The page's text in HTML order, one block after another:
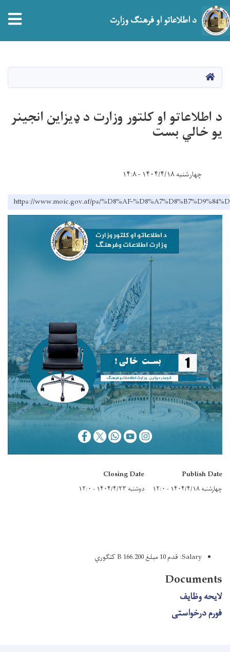
د اطلاعاتو او فرهنګ وزارت
HOME
د اطلاعاتو او کلتور وزارت د ډیزاین انجینر
یو خالي بست
چهارشنبه ۱۴۰۴/۴/۱۸ - ۱۴:۸
https://www.moic.gov.af/ps/%D8%AF-
Publish Date
چهارشنبه ۱۴۰۴/۴/۱۸ - ۱۲:۰
Closing Date
دوشنبه ۱۴۰۴/۴/۲۳ - ۱۲:۰
Salary: قدم 10 مبلغ 166.200 B کتګوري ‌
Documents
لایحه وظایف
فورم درخواستی